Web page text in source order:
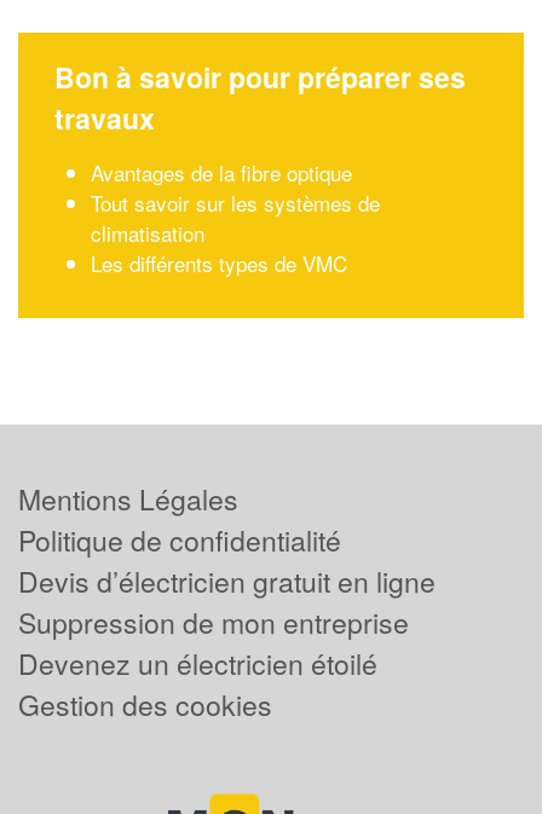
Bon à savoir pour préparer ses
travaux
Avantages de la fibre optique
Tout savoir sur les systèmes de
climatisation
Les différents types de VMC
Mentions Légales
Politique de confidentialité
Devis d’électricien gratuit en ligne
Suppression de mon entreprise
Devenez un électricien étoilé
Gestion des cookies